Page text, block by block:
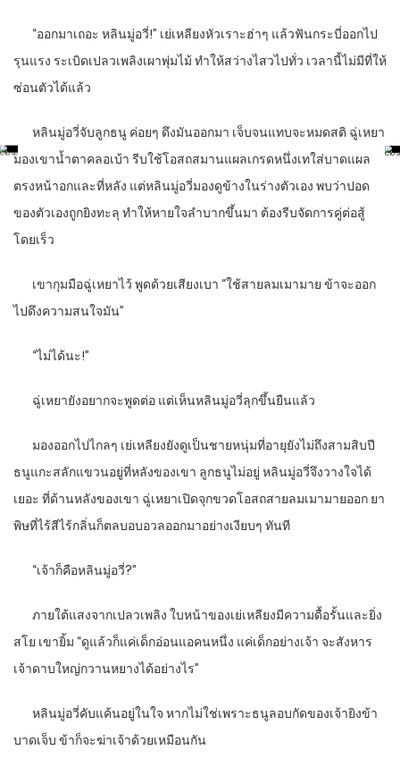
“ออกมาเถอะ หลินมู่อวี่!” เย่เหลียงหัวเราะฮ่าๆ แล้วฟันกระบี่ออกไป
รุนแรง ระเบิดเปลวเพลิงเผาพุ่มไม้ ทำให้สว่างไสวไปทั่ว เวลานี้ไม่มีที่ให้
ซ่อนตัวได้แล้ว
หลินมู่อวี่จับลูกธนู ค่อยๆ ดึงมันออกมา เจ็บจนแทบจะหมดสติ ฉู่เหยา
มองเขาน้ำตาคลอเบ้า รีบใช้โอสถสมานแผลเกรดหนึ่งเทใส่บาดแผล
ตรงหน้าอกและที่หลัง แต่หลินมู่อวี่มองดูข้างในร่างตัวเอง พบว่าปอด
ของตัวเองถูกยิงทะลุ ทำให้หายใจลำบากขึ้นมา ต้องรีบจัดการคู่ต่อสู้
โดยเร็ว
เขากุมมือฉู่เหยาไว้ พูดด้วยเสียงเบา “ใช้สายลมเมามาย ข้าจะออก
ไปดึงความสนใจมัน”
“ไม่ได้นะ!”
ฉู่เหยายังอยากจะพูดต่อ แต่เห็นหลินมู่อวี่ลุกขึ้นยืนแล้ว
มองออกไปไกลๆ เย่เหลียงยังดูเป็นชายหนุ่มที่อายุยังไม่ถึงสามสิบปี
ธนูแกะสลักแขวนอยู่ที่หลังของเขา ลูกธนูไม่อยู่ หลินมู่อวี่จึงวางใจได้
เยอะ ที่ด้านหลังของเขา ฉู่เหยาเปิดจุกขวดโอสถสายลมเมามายออก ยา
พิษที่ไร้สีไร้กลิ่นก็ตลบอบอวลออกมาอย่างเงียบๆ ทันที
“เจ้าก็คือหลินมู่อวี่?”
ภายใต้แสงจากเปลวเพลิง ใบหน้าของเย่เหลียงมีความดื้อรั้นและยิ่ง
สโย เขายิ้ม “ดูแล้วก็แค่เด็กอ่อนแอคนหนึ่ง แค่เด็กอย่างเจ้า จะสังหาร
เจ้าดาบใหญ่กวานหยางได้อย่างไร”
หลินมู่อวี่คับแค้นอยู่ในใจ หากไม่ใช่เพราะธนูลอบกัดของเจ้ายิงข้า
บาดเจ็บ ข้าก็จะฆ่าเจ้าด้วยเหมือนกัน